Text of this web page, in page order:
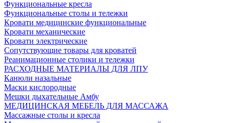
Функциональные кресла
Функциональные столы и тележки
Кровати медицинские функциональные
Кровати механические
Кровати электрические
Сопутствующие товары для кроватей
Реанимационные столики и тележки
РАСХОДНЫЕ МАТЕРИАЛЫ ДЛЯ ЛПУ
Канюли назальные
Маски кислородные
Мешки дыхательные Амбу
МЕДИЦИНСКАЯ МЕБЕЛЬ ДЛЯ МАССАЖА
Массажные столы и кресла